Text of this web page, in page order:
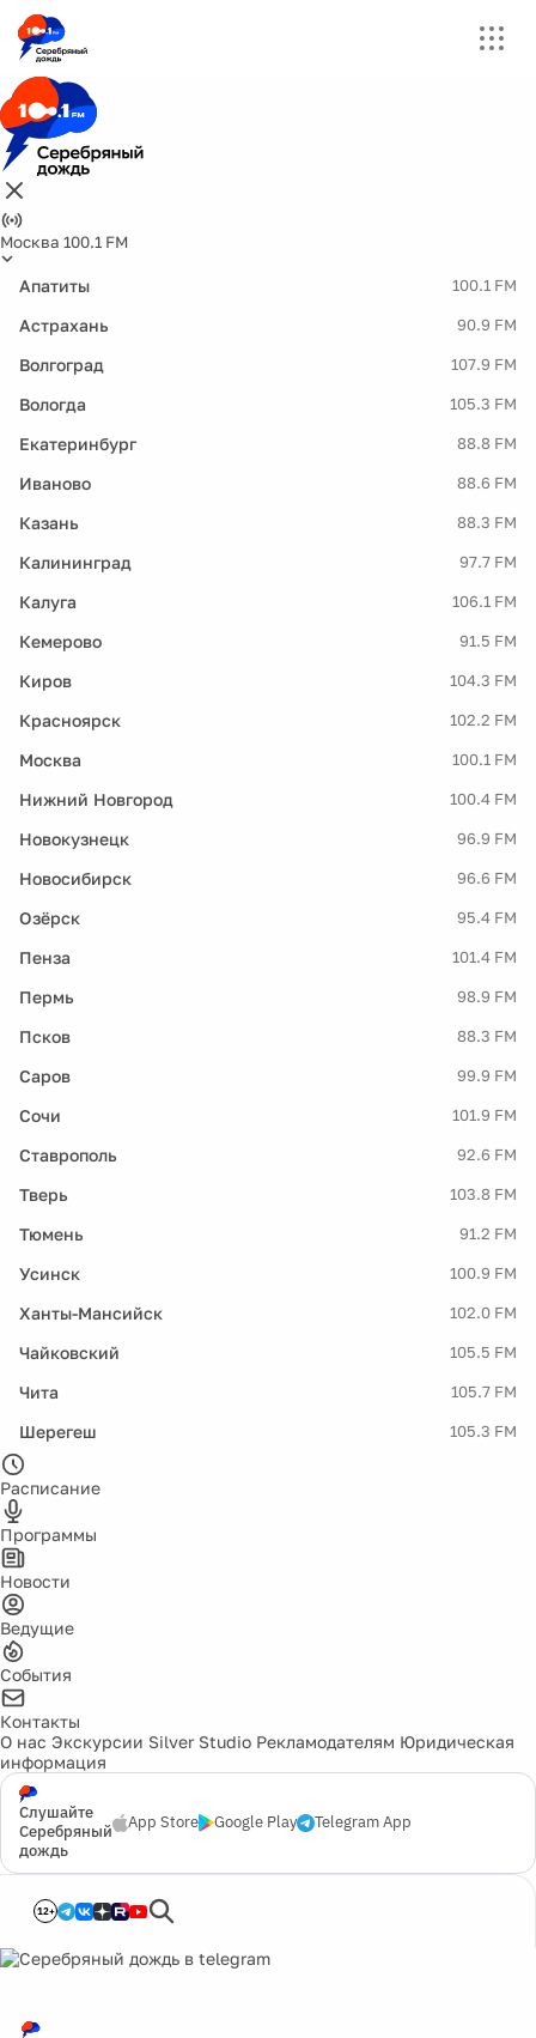
Москва 100.1 FM
Апатиты 100.1 FM
Астрахань 90.9 FM
Волгоград 107.9 FM
Вологда 105.3 FM
Екатеринбург 88.8 FM
Иваново 88.6 FM
Казань 88.3 FM
Калининград 97.7 FM
Калуга 106.1 FM
Кемерово 91.5 FM
Киров 104.3 FM
Красноярск 102.2 FM
Москва 100.1 FM
Нижний Новгород 100.4 FM
Новокузнецк 96.9 FM
Новосибирск 96.6 FM
Озёрск 95.4 FM
Пенза 101.4 FM
Пермь 98.9 FM
Псков 88.3 FM
Саров 99.9 FM
Сочи 101.9 FM
Ставрополь 92.6 FM
Тверь 103.8 FM
Тюмень 91.2 FM
Усинск 100.9 FM
Ханты-Мансийск 102.0 FM
Чайковский 105.5 FM
Чита 105.7 FM
Шерегеш 105.3 FM
Расписание
Программы
Новости
Ведущие
События
Контакты
О нас Экскурсии Silver Studio Рекламодателям Юридическая
информация
Слушайте
Серебряный
дождь
App Store Google Play Telegram App
12+